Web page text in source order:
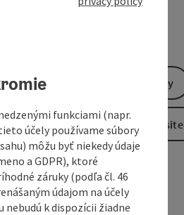
4281Königswiesen
Send inquiry
To the website
funkciami (napr.
účely používame súbory
môžu byť niekedy údaje
a GDPR), ktoré
záruky (podľa čl. 46
údajom na účely
k dispozícii žiadne